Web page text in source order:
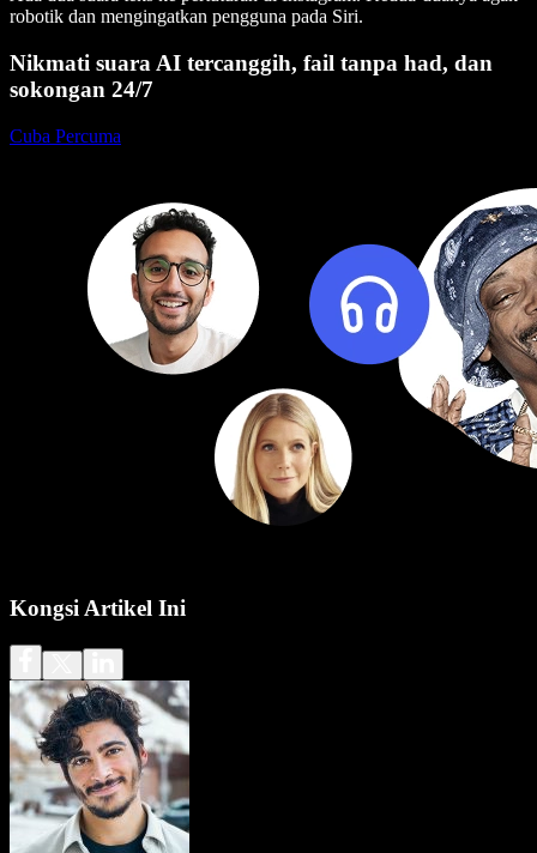
robotik dan mengingatkan pengguna pada Siri.
Nikmati suara AI tercanggih, fail tanpa had, dan
sokongan 24/7
Cuba Percuma
Kongsi Artikel Ini